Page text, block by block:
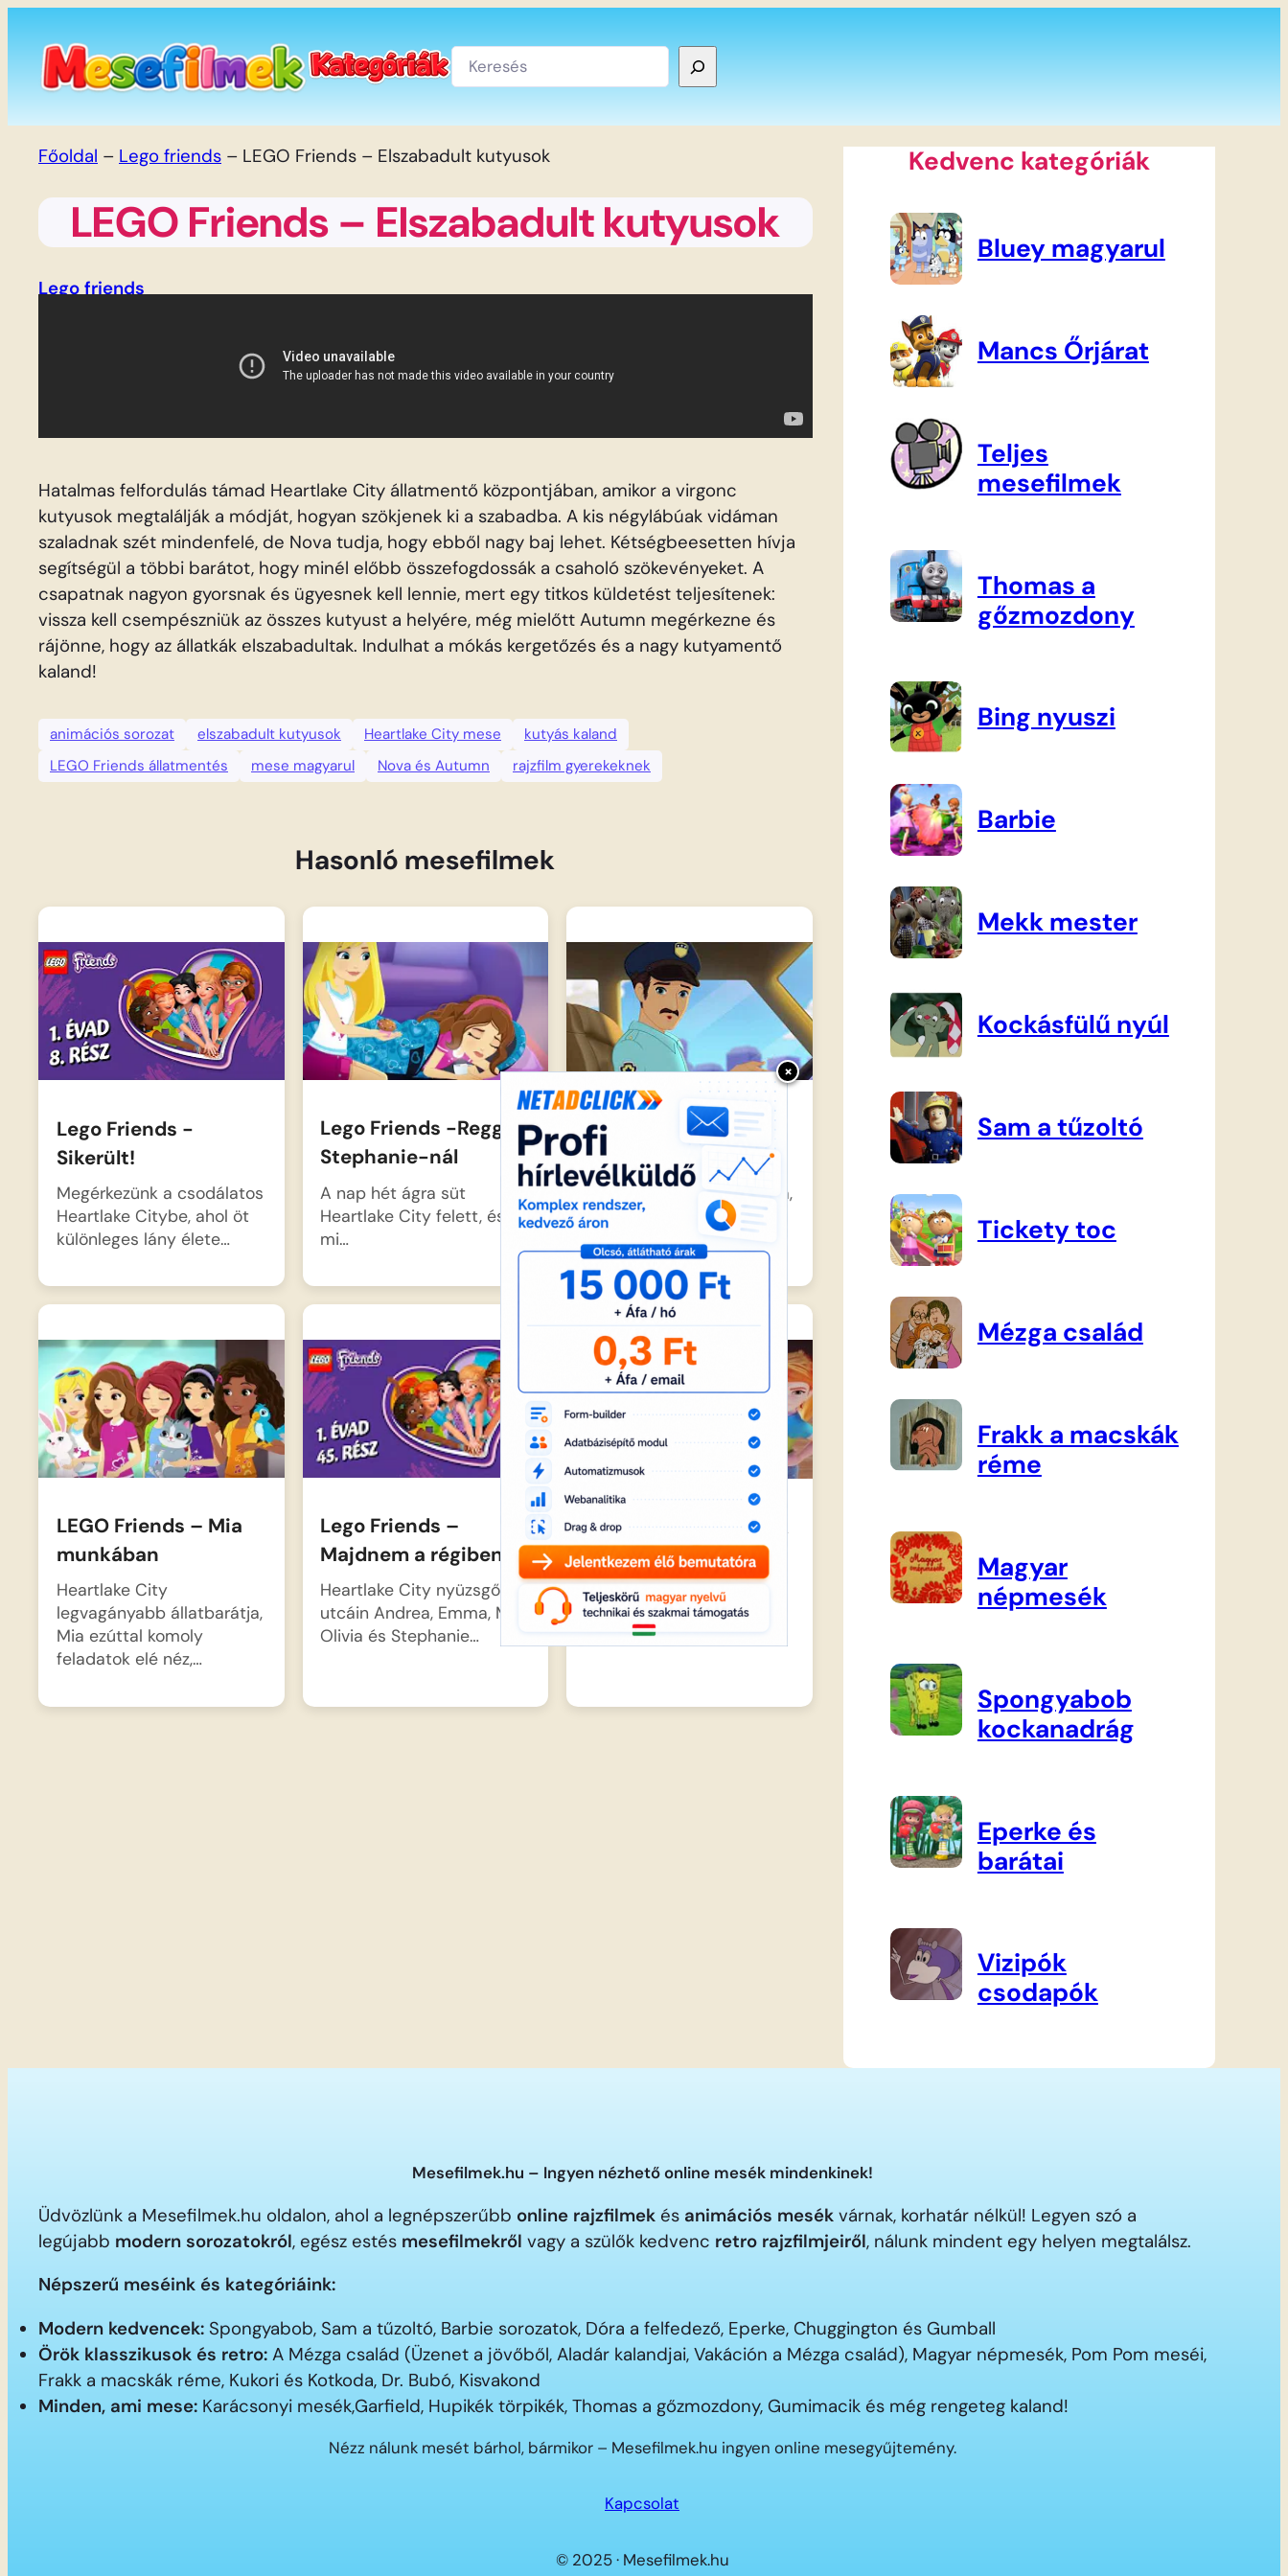
×
tartalomhoz
Keresés
Főoldal – Lego friends – LEGO Friends – Elszabadult kutyusok
LEGO Friends – Elszabadult kutyusok
Lego friends
Hatalmas felfordulás támad Heartlake City állatmentő központjában, amikor a virgonc
kutyusok megtalálják a módját, hogyan szökjenek ki a szabadba. A kis négylábúak vidáman
szaladnak szét mindenfelé, de Nova tudja, hogy ebből nagy baj lehet. Kétségbeesetten hívja
segítségül a többi barátot, hogy minél előbb összefogdossák a csaholó szökevényeket. A
csapatnak nagyon gyorsnak és ügyesnek kell lennie, mert egy titkos küldetést teljesítenek:
vissza kell csempészniük az összes kutyust a helyére, még mielőtt Autumn megérkezne és
rájönne, hogy az állatkák elszabadultak. Indulhat a mókás kergetőzés és a nagy kutyamentő
kaland!
animációs sorozat elszabadult kutyusok Heartlake City mese
kutyás kaland
LEGO Friends állatmentés
mese magyarul Nova és Autumn rajzfilm gyerekeknek
Hasonló mesefilmek
Lego Friends -
Sikerült!
Megérkezünk a csodálatos
Heartlake Citybe, ahol öt
különleges lány élete…
Lego Friends -Reggeli
Stephanie-nál
A nap hét ágra süt
Heartlake City felett, és
mi…
Lego friends – Mia és
a rendőrség
Mia nagy álma válik valóra,
amikor lehetőséget kap,
hogy egy…
LEGO Friends – Mia
munkában
Heartlake City
legvagányabb állatbarátja,
Mia ezúttal komoly
feladatok elé néz,…
Lego Friends –
Majdnem a régiben
Heartlake City nyüzsgő
utcáin Andrea, Emma, Mia,
Olivia és Stephanie…
Lego Fiends – Lányok
bevetésen – Próbák
Andrea, Mia, Emma, Olivia
és Stephanie ezúttal a
színpadon is…
Kedvenc kategóriák
Bluey magyarul
Mancs Őrjárat
Teljes
mesefilmek
Thomas a
gőzmozdony
Bing nyuszi
Barbie
Mekk mester
Kockásfülű nyúl
Sam a tűzoltó
Tickety toc
Mézga család
Frakk a macskák
réme
Magyar
népmesék
Spongyabob
kockanadrág
Eperke és
barátai
Vizipók
csodapók
Mesefilmek.hu – Ingyen nézhető online mesék mindenkinek!
Üdvözlünk a Mesefilmek.hu oldalon, ahol a legnépszerűbb online rajzfilmek és animációs mesék várnak, korhatár nélkül! Legyen szó a
legújabb modern sorozatokról, egész estés mesefilmekről vagy a szülők kedvenc retro rajzfilmjeiről, nálunk mindent egy helyen megtalálsz.
Népszerű meséink és kategóriáink:
Modern kedvencek: Spongyabob, Sam a tűzoltó, Barbie sorozatok, Dóra a felfedező, Eperke, Chuggington és Gumball
Örök klasszikusok és retro: A Mézga család (Üzenet a jövőből, Aladár kalandjai, Vakáción a Mézga család), Magyar népmesék, Pom Pom meséi,
Frakk a macskák réme, Kukori és Kotkoda, Dr. Bubó, Kisvakond
Minden, ami mese: Karácsonyi mesék,Garfield, Hupikék törpikék, Thomas a gőzmozdony, Gumimacik és még rengeteg kaland!
Nézz nálunk mesét bárhol, bármikor – Mesefilmek.hu ingyen online mesegyűjtemény.
Kapcsolat
© 2025 · Mesefilmek.hu